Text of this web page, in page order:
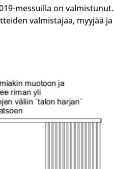
messuilla on valmistunut.
valmistajaa, myyjää ja